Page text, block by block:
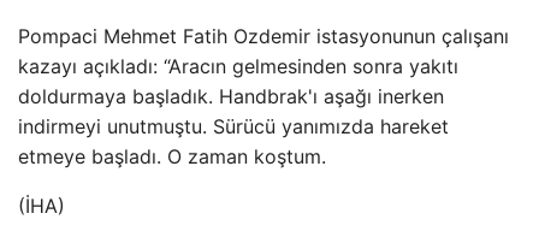
Pompaci Mehmet Fatih Ozdemir istasyonunun çalışanı
kazayı açıkladı: “Aracın gelmesinden sonra yakıtı
doldurmaya başladık. Handbrak'ı aşağı inerken
indirmeyi unutmuştu. Sürücü yanımızda hareket
etmeye başladı. O zaman koştum.
(İHA)